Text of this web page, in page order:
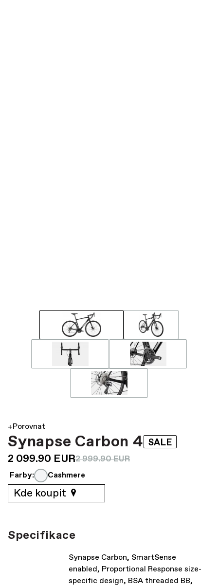
+Porovnat
Synapse Carbon 4 SALE
2 099.90 EUR2 999.90 EUR
Farby: Cashmere
Kde koupit
Specifikace
Synapse Carbon, SmartSense
enabled, Proportional Response size-
specific design, BSA threaded BB,